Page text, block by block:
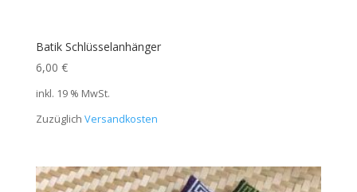
Batik Schlüsselanhänger
6,00 €
inkl. 19 % MwSt.
Zuzüglich Versandkosten